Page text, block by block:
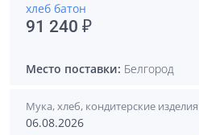
хлеб батон
91 240 ₽
Место поставки: Белгород
Мука, хлеб, кондитерские изделия
06.08.2026